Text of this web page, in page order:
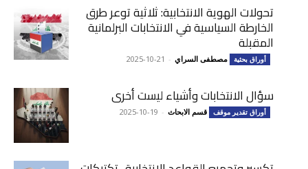
تحولات الهوية الانتخابية: ثلاثية توعر طرق
الخارطة السياسية في الانتخابات البرلمانية
المقبلة
أوراق بحثية مصطفى السراي -
2025-10-21
سؤال الانتخابات وأشياء ليست أخرى
أوراق تقدير موقف قسم الابحاث -
2025-10-19